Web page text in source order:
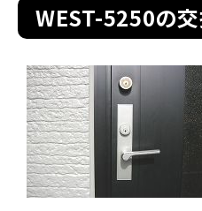
玄関タイプ
室内錠
ドアノブの交換
レバーハンドル錠の交換
レバーハンドルのみ交換
WEST-5250の交